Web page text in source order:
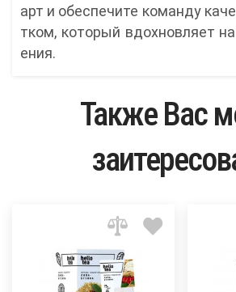
арт и обеспечите команду
тком, который вдохновляет
ения.
Также Вас